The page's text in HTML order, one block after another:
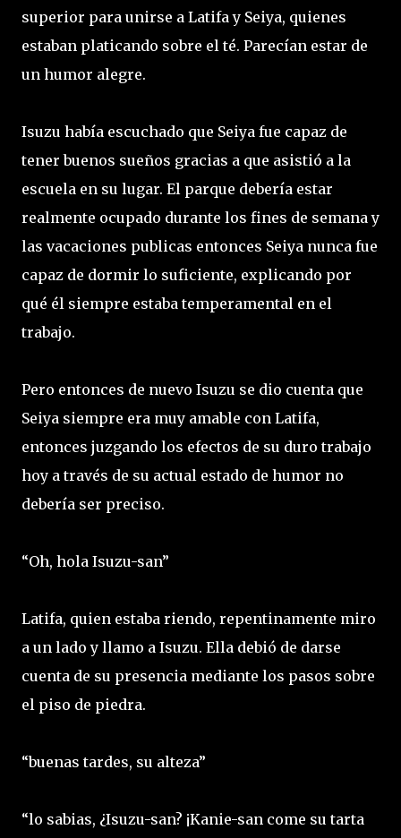
superior para unirse a Latifa y Seiya, quienes
estaban platicando sobre el té. Parecían estar de
un humor alegre.
Isuzu había escuchado que Seiya fue capaz de
tener buenos sueños gracias a que asistió a la
escuela en su lugar. El parque debería estar
realmente ocupado durante los fines de semana y
las vacaciones publicas entonces Seiya nunca fue
capaz de dormir lo suficiente, explicando por
qué él siempre estaba temperamental en el
trabajo.
Pero entonces de nuevo Isuzu se dio cuenta que
Seiya siempre era muy amable con Latifa,
entonces juzgando los efectos de su duro trabajo
hoy a través de su actual estado de humor no
debería ser preciso.
“Oh, hola Isuzu-san”
Latifa, quien estaba riendo, repentinamente miro
a un lado y llamo a Isuzu. Ella debió de darse
cuenta de su presencia mediante los pasos sobre
el piso de piedra.
“buenas tardes, su alteza”
“lo sabias, ¿Isuzu-san? ¡Kanie-san come su tarta